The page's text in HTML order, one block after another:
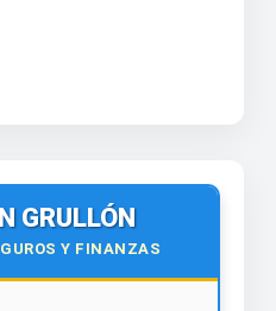
GRULLÓN
Y FINANZAS